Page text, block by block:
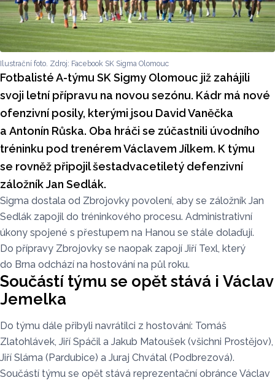
Ilustrační foto. Zdroj: Facebook SK Sigma Olomouc
Fotbalisté A-týmu SK Sigmy Olomouc již zahájili
svoji letní přípravu na novou sezónu. Kádr má nové
ofenzivní posily, kterými jsou David Vaněčka
a Antonín Růska. Oba hráči se zúčastnili úvodního
tréninku pod trenérem Václavem Jílkem. K týmu
se rovněž připojil šestadvacetiletý defenzivní
záložník Jan Sedlák.
Sigma dostala od Zbrojovky povolení, aby se záložník Jan
Sedlák zapojil do tréninkového procesu. Administrativní
úkony spojené s přestupem na Hanou se stále dolaďují.
Do přípravy Zbrojovky se naopak zapojí Jiří Texl, který
do Brna odchází na hostování na půl roku.
Součástí týmu se opět stává i Václav
Jemelka
Do týmu dále přibyli navrátilci z hostování: Tomáš
Zlatohlávek, Jiří Spáčil a Jakub Matoušek (všichni Prostějov),
Jiří Sláma (Pardubice) a Juraj Chvátal (Podbrezová).
Součástí týmu se opět stává reprezentační obránce Václav